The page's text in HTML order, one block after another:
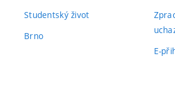
Studentský život
Brno
E-